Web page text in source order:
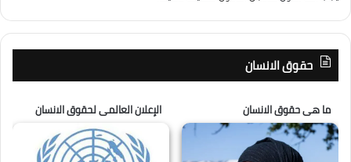
حقوق الانسان
ما هى حقوق الانسان الإعلان العالمى لحقوق الانسان